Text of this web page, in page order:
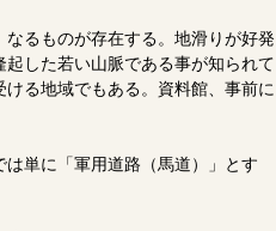
るものが存在する。地滑りが好発
した若い山脈である事が知られて
る地域でもある。資料館、事前に
単に「軍用道路（馬道）」とす